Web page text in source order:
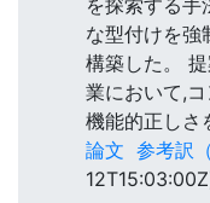
を探索する手
な型付けを強
構築した。
業において,
機能的正しさ
論文 参考訳